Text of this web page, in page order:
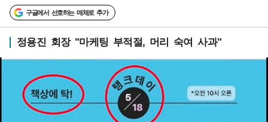
구글에서 선호하는 매체로 추가
정용진 회장 "마케팅 부적절, 머리 숙여 사과"